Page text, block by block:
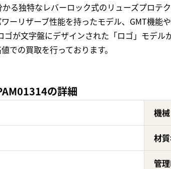
かる独特なレバーロック式のリューズプロ
ーリザーブ性能を持ったモデル、GMT機
ゴが文字盤にデザインされた「ロゴ」モデ
での買取を行っております。
の詳細
機械
材
管